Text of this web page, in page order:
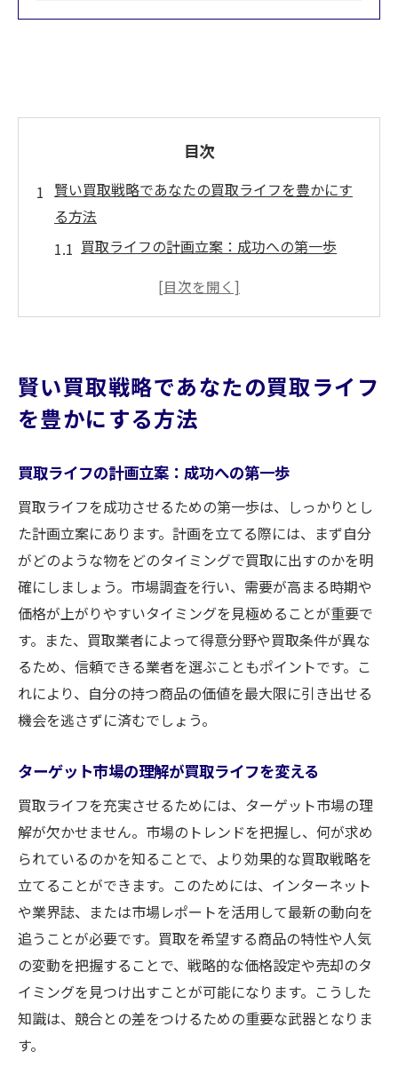
目次
賢い買取戦略であなたの買取ライフを豊かにす
る方法
買取ライフの計画立案：成功への第一歩
ターゲット市場の理解が買取ライフを変え
買取ライフにおける顧客心理の活用法
買取ライフを支えるデジタルツールの活用
買取ライフを導く市場データ分析の重要性
買取ライフでの市場トレンド予測方法
競合分析が買取ライフに及ぼす影響
買取ライフのためのターゲット市場の選定
買取ライフでの需要と供給のバランス
買取ライフを支援するオンライン市場調査
買取のプロが教える価格交渉の極意
買取ライフでの効果的な交渉術
買取ライフにおける信頼構築の方法
ト
買取ライフを支えるコミュニケーションの
技術
買取ライフでの心理的駆け引き
買取ライフにおける価値の伝え方
買取のタイミングを見極めて利益を最大化する
買取ライフでの最適な売却時期の判断基準
季節変動が買取ライフに与える影響
買取ライフにおける市場サイクルの理解
賢い買取戦略であなたの買取ライフ
を豊かにする方法
買取ライフの計画立案：成功への第一歩
買取ライフを成功させるための第一歩は、しっかりとし
た計画立案にあります。計画を立てる際には、まず自分
がどのような物をどのタイミングで買取に出すのかを明
確にしましょう。市場調査を行い、需要が高まる時期や
価格が上がりやすいタイミングを見極めることが重要で
す。また、買取業者によって得意分野や買取条件が異な
るため、信頼できる業者を選ぶこともポイントです。こ
れにより、自分の持つ商品の価値を最大限に引き出せる
機会を逃さずに済むでしょう。
ターゲット市場の理解が買取ライフを変える
買取ライフを充実させるためには、ターゲット市場の理
解が欠かせません。市場のトレンドを把握し、何が求め
られているのかを知ることで、より効果的な買取戦略を
立てることができます。このためには、インターネット
や業界誌、または市場レポートを活用して最新の動向を
追うことが必要です。買取を希望する商品の特性や人気
の変動を把握することで、戦略的な価格設定や売却のタ
イミングを見つけ出すことが可能になります。こうした
知識は、競合との差をつけるための重要な武器となりま
す。